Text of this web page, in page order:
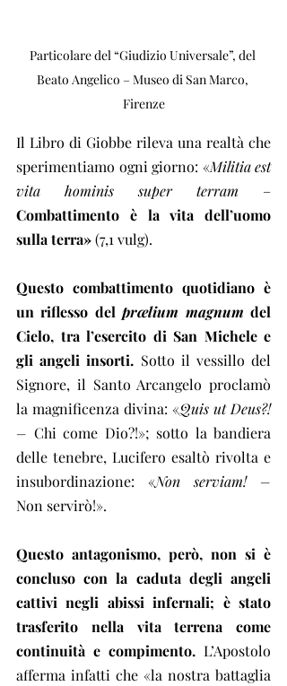
Particolare del “Giudizio Universale”, del
Beato Angelico – Museo di San Marco,
Firenze
Il Libro di Giobbe rileva una realtà che
sperimentiamo ogni giorno: «Militia est
vita hominis super terram
Combattimento è la vita dell’uomo
sulla terra» (7,1 vulg).
Questo combattimento quotidiano è
un riflesso del prœlium magnum del
Cielo, tra l’esercito di San Michele e
gli angeli insorti. Sotto il vessillo del
Signore, il Santo Arcangelo proclamò
la magnificenza divina: «Quis ut Deus?!
– Chi come Dio?!»; sotto la bandiera
delle tenebre, Lucifero esaltò rivolta e
insubordinazione: «
Non servirò!».
Questo antagonismo, però, non si è
concluso con la caduta degli angeli
cattivi negli abissi infernali; è stato
trasferito nella vita terrena come
continuità e compimento. L’Apostolo
afferma infatti che «la nostra battaglia